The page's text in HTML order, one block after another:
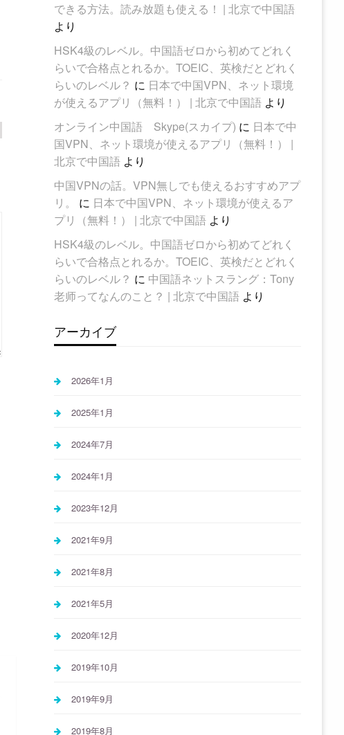
できる方法。読み放題も使える！ | 北京で中国語
より
HSK4級のレベル。中国語ゼロから初めてどれく
らいで合格点とれるか。TOEIC、英検だとどれく
らいのレベル？ に 日本で中国VPN、ネット環境
が使えるアプリ（無料！） | 北京で中国語 より
オンライン中国語 Skype(スカイプ) に 日本で中
国VPN、ネット環境が使えるアプリ（無料！） |
北京で中国語 より
中国VPNの話。VPN無しでも使えるおすすめアプ
リ。
に 日本で中国VPN、ネット環境が使えるア
プリ（無料！） | 北京で中国語 より
HSK4級のレベル。中国語ゼロから初めてどれく
らいで合格点とれるか。TOEIC、英検だとどれく
らいのレベル？ に 中国語ネットスラング：Tony
老师ってなんのこと？ | 北京で中国語 より
アーカイブ
2026年1月
2025年1月
2024年7月
2024年1月
2023年12月
2021年9月
2021年8月
2021年5月
2020年12月
2019年10月
2019年9月
2019年8月